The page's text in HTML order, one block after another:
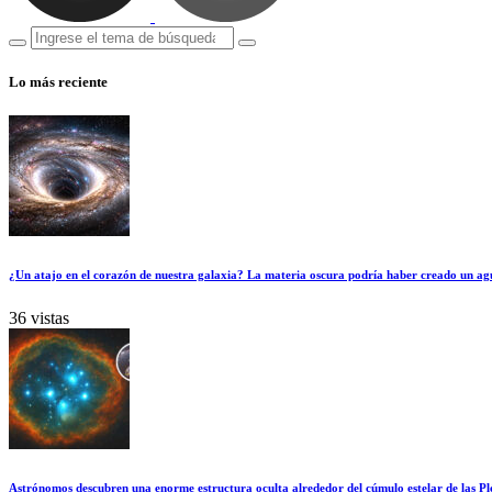
Lo más reciente
¿Un atajo en el corazón de nuestra galaxia? La materia oscura podría haber creado un
36 vistas
Astrónomos descubren una enorme estructura oculta alrededor del cúmulo estelar de las